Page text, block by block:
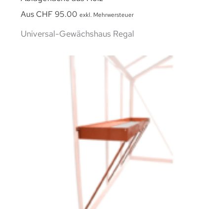
Aus CHF 95.00 exkl. Mehrwersteuer
Universal-Gewächshaus Regal